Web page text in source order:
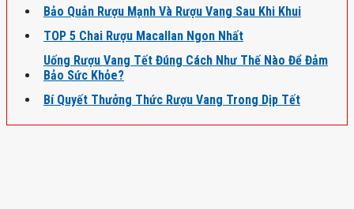
Bảo Quản Rượu Mạnh Và Rượu Vang Sau Khi Khui
TOP 5 Chai Rượu Macallan Ngon Nhất
Uống Rượu Vang Tết Đúng Cách Như Thế Nào Để Đảm
Bảo Sức Khỏe?
Bí Quyết Thưởng Thức Rượu Vang Trong Dịp Tết